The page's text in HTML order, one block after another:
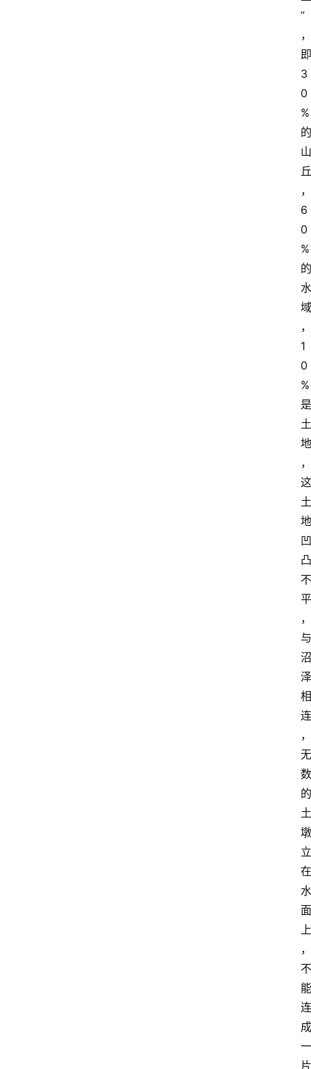
”
，
即
3
0
%
的
山
丘
，
6
0
%
的
水
域
，
1
0
%
是
土
地
，
这
土
地
凹
凸
不
平
，
与
沼
泽
相
连
，
无
数
的
土
墩
立
在
水
面
上
，
不
能
连
成
一
片